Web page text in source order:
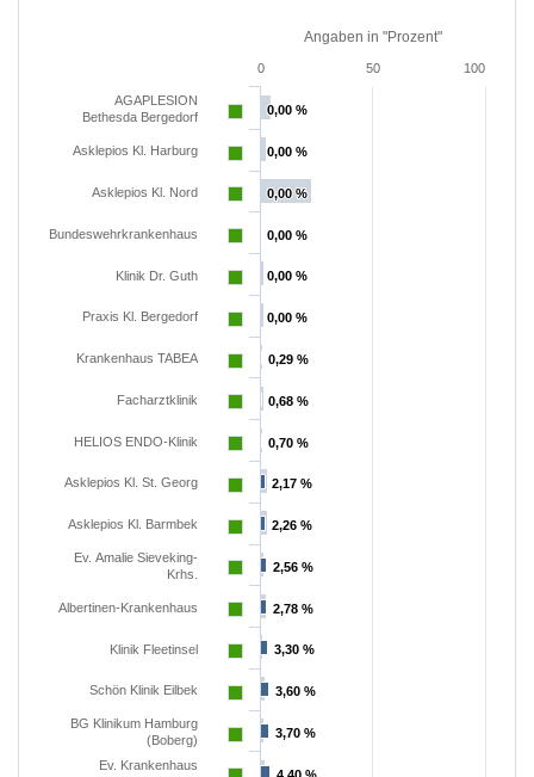
Angaben in "Prozent"
0,00 %
0,00 %
0,00 %
0,00 %
0,00 %
0,00 %
0,00 %
0,00 %
0,00 %
0,00 %
0,00 %
0,00 %
0,29 %
0,29 %
0,68 %
0,68 %
0,70 %
0,70 %
2,17 %
2,17 %
2,26 %
2,26 %
2,56 %
2,56 %
2,78 %
2,78 %
3,30 %
3,30 %
3,60 %
3,60 %
3,70 %
3,70 %
AGAPLESION
Bethesda Bergedorf
Asklepios Kl. Harburg
Asklepios Kl. Nord
Bundeswehrkrankenhaus
Klinik Dr. Guth
Praxis Kl. Bergedorf
Krankenhaus TABEA
Facharztklinik
HELIOS ENDO-Klinik
Asklepios Kl. St. Georg
Asklepios Kl. Barmbek
Ev. Amalie Sieveking-
Krhs.
Albertinen-Krankenhaus
Klinik Fleetinsel
Schön Klinik Eilbek
BG Klinikum Hamburg
(Boberg)
Ev. Krankenhaus
0 100
50